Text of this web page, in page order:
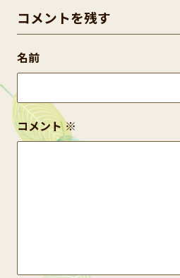
コメントを残す
コメント※
名前